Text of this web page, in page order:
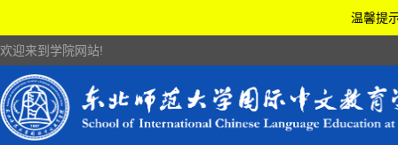
温馨提
欢迎来到学院网站!